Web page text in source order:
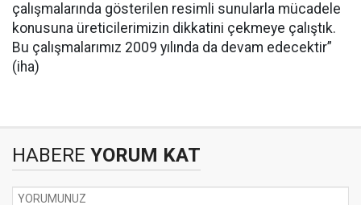
çalışmalarında gösterilen resimli sunularla mücadele
konusuna üreticilerimizin dikkatini çekmeye çalıştık.
Bu çalışmalarımız 2009 yılında da devam edecektir”
(iha)
HABERE YORUM KAT